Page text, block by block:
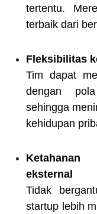
tertentu.
terbaik dari
Fleksibilitas
Tim dapat
dengan
sehingga
kehidupan
eksternal
Tidak
startup lebih